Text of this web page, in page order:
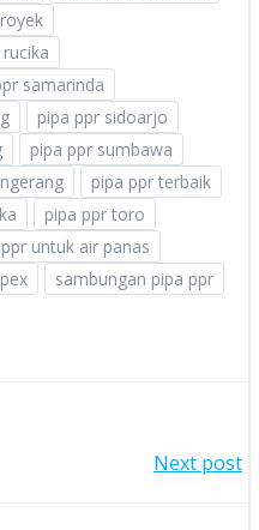
samarinda
pipa ppr sidoarjo
pipa ppr sumbawa
pipa ppr terbaik
pipa ppr toro
untuk air panas
sambungan pipa ppr
Next post